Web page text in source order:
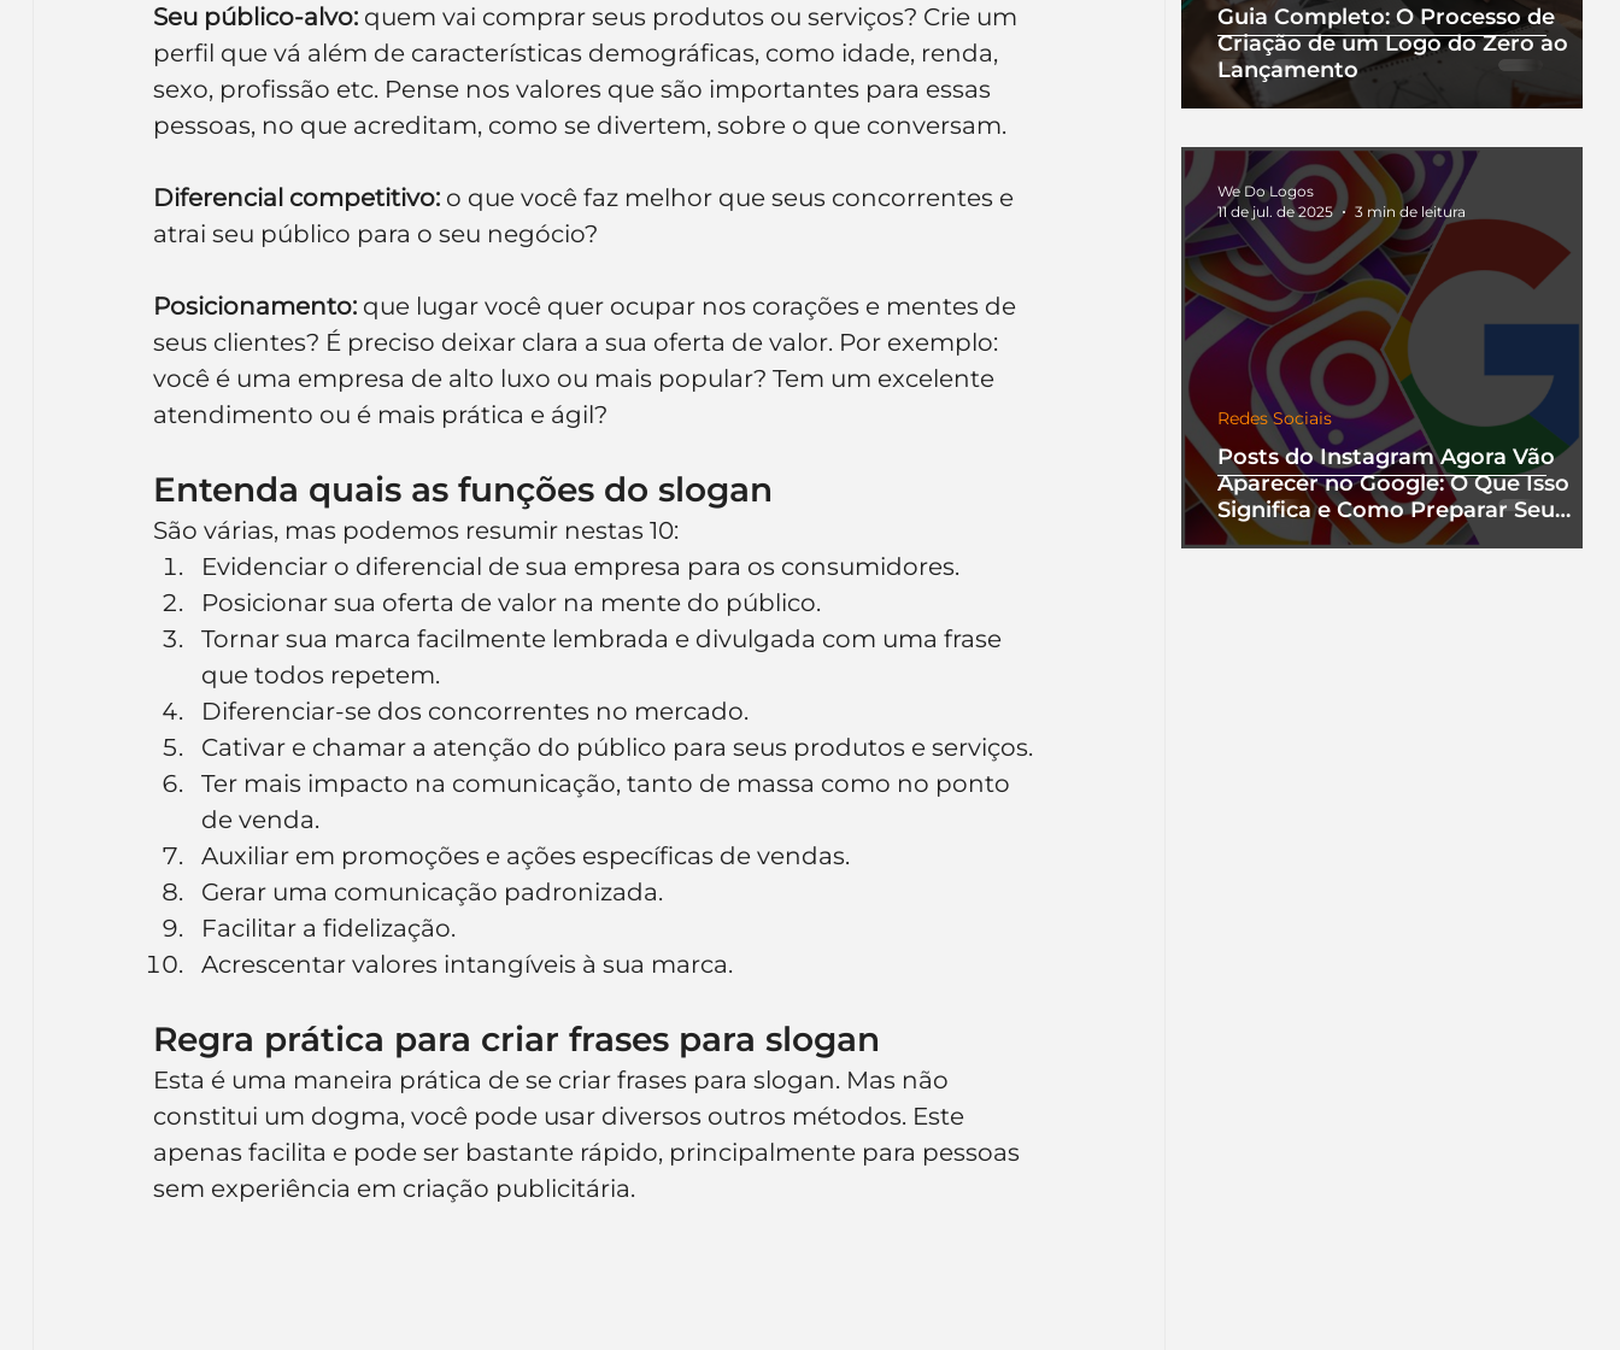
Guia Completo: O Processo de
Criação de um Logo do Zero ao
Lançamento
Posts do Instagram Agora Vão
Aparecer no Google: O Que Isso
Significa e Como Preparar Seu
Perfil
Redes Sociais
We Do Logos
11 de jul. de 2025
3 min de leitura
Seu público-alvo: quem vai comprar seus produtos ou serviços? Crie um
perfil que vá além de características demográficas, como idade, renda,
sexo, profissão etc. Pense nos valores que são importantes para essas
pessoas, no que acreditam, como se divertem, sobre o que conversam.
Diferencial competitivo: o que você faz melhor que seus concorrentes e
atrai seu público para o seu negócio?
Posicionamento: que lugar você quer ocupar nos corações e mentes de
seus clientes? É preciso deixar clara a sua oferta de valor. Por exemplo:
você é uma empresa de alto luxo ou mais popular? Tem um excelente
atendimento ou é mais prática e ágil?
Entenda quais as funções do slogan
São várias, mas podemos resumir nestas 10:
Evidenciar o diferencial de sua empresa para os consumidores.
Posicionar sua oferta de valor na mente do público.
Tornar sua marca facilmente lembrada e divulgada com uma frase
que todos repetem.
Diferenciar-se dos concorrentes no mercado.
Cativar e chamar a atenção do público para seus produtos e serviços.
Ter mais impacto na comunicação, tanto de massa como no ponto
de venda.
Auxiliar em promoções e ações específicas de vendas.
Gerar uma comunicação padronizada.
Facilitar a fidelização.
Acrescentar valores intangíveis à sua marca.
Regra prática para criar frases para slogan
Esta é uma maneira prática de se criar frases para slogan. Mas não
constitui um dogma, você pode usar diversos outros métodos. Este
apenas facilita e pode ser bastante rápido, principalmente para pessoas
sem experiência em criação publicitária.